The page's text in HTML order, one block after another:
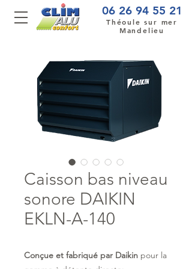
06 26 94 55 21
Théoule sur mer
Mandelieu
Caisson bas niveau
sonore DAIKIN
EKLN-A-140
Conçue et fabriqué par Daikin pour la